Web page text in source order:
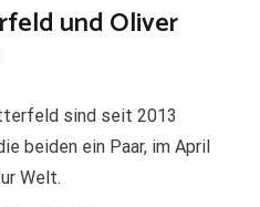
und Oliver
sind seit 2013
beiden ein Paar, im April
Welt.